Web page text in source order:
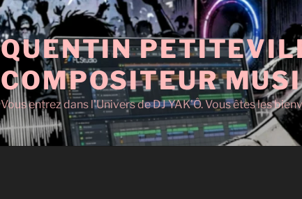
QUENTIN
COMPOSITEUR
Vous entrez dans l'Univers de DJ YAK'Ô. Vous êtes les